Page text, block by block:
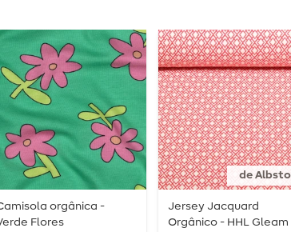
orgânica -
Flores
de
Jersey Jacquard
Orgânico - HHL Gleam